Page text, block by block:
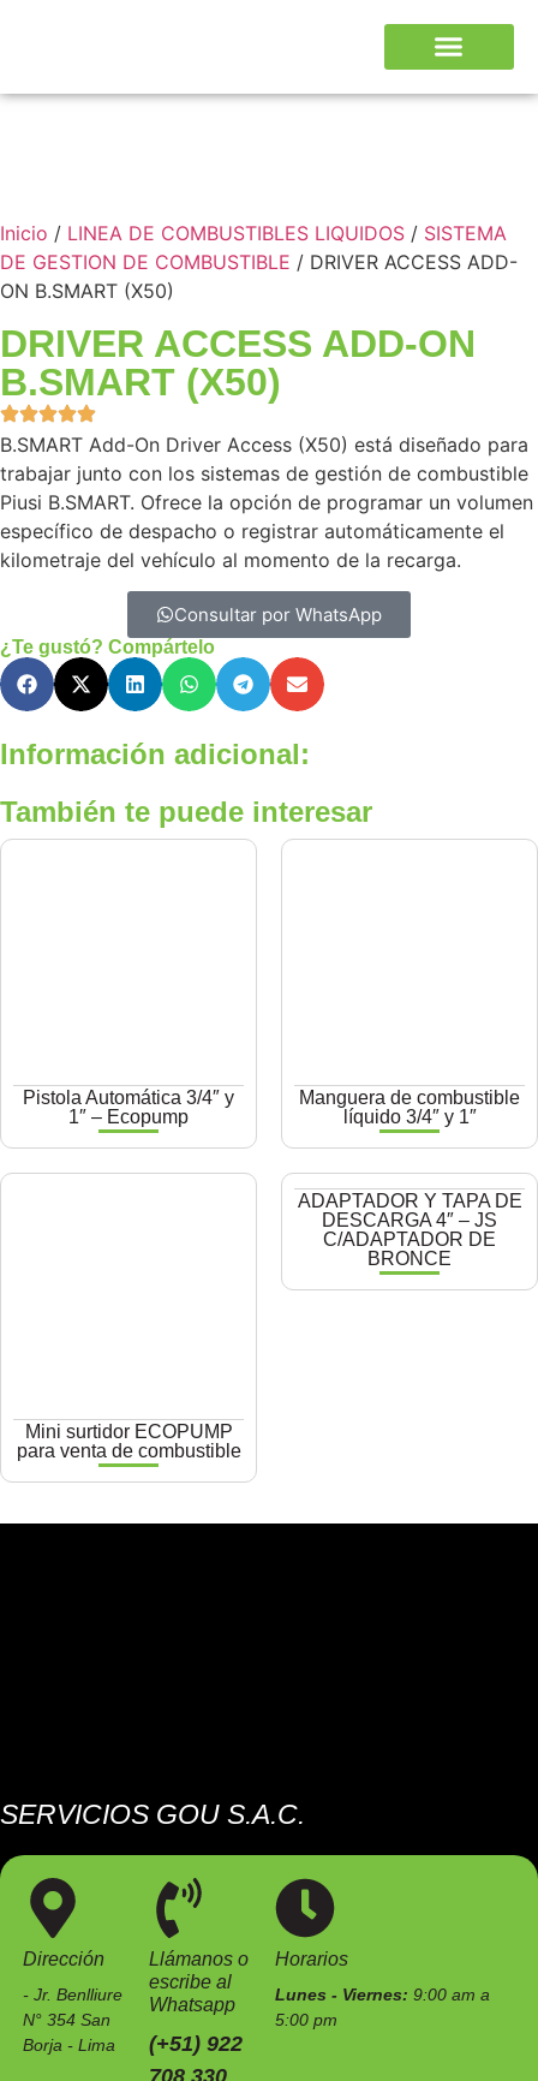
Inicio / LINEA DE COMBUSTIBLES LIQUIDOS / SISTEMA
DE GESTION DE COMBUSTIBLE / DRIVER ACCESS ADD-
ON B.SMART (X50)
DRIVER ACCESS ADD-ON
B.SMART (X50)
B.SMART Add-On Driver Access (X50) está diseñado para
trabajar junto con los sistemas de gestión de combustible
Piusi B.SMART. Ofrece la opción de programar un volumen
específico de despacho o registrar automáticamente el
kilometraje del vehículo al momento de la recarga.
Consultar por WhatsApp
¿Te gustó? Compártelo
Información adicional:
También te puede interesar
Pistola Automática 3/4″ y
1″ – Ecopump
Manguera de combustible
líquido 3/4″ y 1″
Mini surtidor ECOPUMP
para venta de combustible
ADAPTADOR Y TAPA DE
DESCARGA 4″ – JS
C/ADAPTADOR DE
BRONCE
SERVICIOS GOU S.A.C.
Somos una empresa especializada en el mantenimiento de
estaciones de servicio e instalaciones industriales.
Dirección
- Jr. Benlliure
N° 354 San
Borja - Lima
Llámanos o
escribe al
Whatsapp
(+51) 922
708 330
Horarios
Lunes - Viernes: 9:00 am a
5:00 pm